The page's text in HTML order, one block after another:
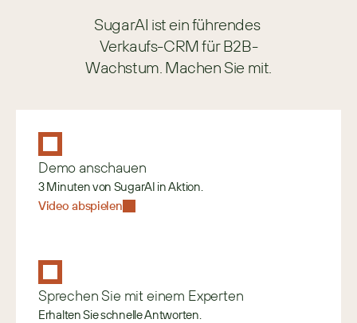
SugarAI ist ein führendes
Verkaufs-CRM für B2B-
Wachstum. Machen Sie mit.
Demo anschauen
3 Minuten von SugarAI in Aktion.
Video abspielen
Sprechen Sie mit einem Experten
Erhalten Sie schnelle Antworten.